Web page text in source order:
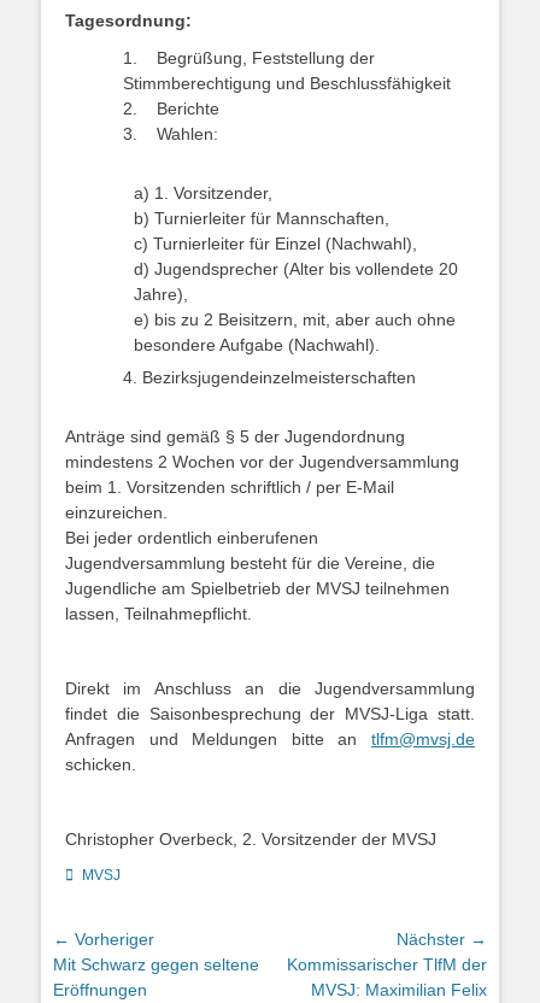
Tagesordnung:
1. Begrüßung, Feststellung der
Stimmberechtigung und Beschlussfähigkeit
2. Berichte
3. Wahlen:
a) 1. Vorsitzender,
b) Turnierleiter für Mannschaften,
c) Turnierleiter für Einzel (Nachwahl),
d) Jugendsprecher (Alter bis vollendete 20
Jahre),
e) bis zu 2 Beisitzern, mit, aber auch ohne
besondere Aufgabe (Nachwahl).
4. Bezirksjugendeinzelmeisterschaften
Anträge sind gemäß § 5 der Jugendordnung
mindestens 2 Wochen vor der Jugendversammlung
beim 1. Vorsitzenden schriftlich / per E-Mail
einzureichen.
Bei jeder ordentlich einberufenen
Jugendversammlung besteht für die Vereine, die
Jugendliche am Spielbetrieb der MVSJ teilnehmen
lassen, Teilnahmepflicht.
Direkt im Anschluss an die Jugendversammlung
findet die Saisonbesprechung der MVSJ-Liga statt.
Anfragen und Meldungen bitte an tlfm@mvsj.de
schicken.
Christopher Overbeck, 2. Vorsitzender der MVSJ
Kategorien
MVSJ
Beitragsnavigation
← Vorheriger
Vorheriger
Beitrag:
Mit Schwarz gegen seltene
Eröffnungen
Nächster →
Nächster
Beitrag:
Kommissarischer TlfM der
MVSJ: Maximilian Felix